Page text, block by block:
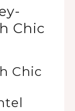
Chic
Chic